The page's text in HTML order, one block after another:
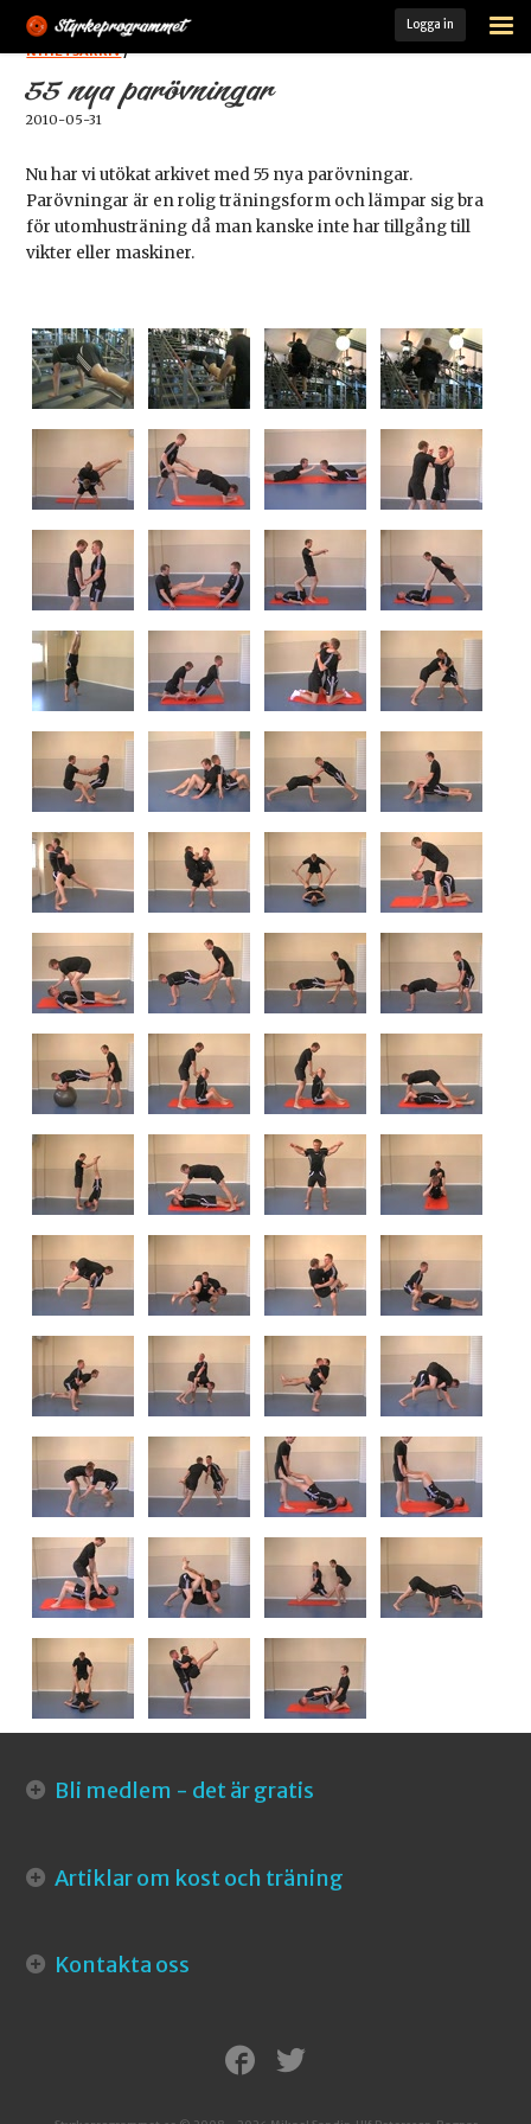
Logga in
STARTSIDA
ÖVNINGSARKIV
MINA PASS
LADDA HEM VÅR APP
MEDLEM
NYHETSARKIV/
55 nya parövningar
2010-05-31
Nu har vi utökat arkivet med 55 nya parövningar.
Parövningar är en rolig träningsform och lämpar sig bra
för utomhusträning då man kanske inte har tillgång till
vikter eller maskiner.
Bli medlem - det är gratis
Artiklar om kost och träning
Kontakta oss